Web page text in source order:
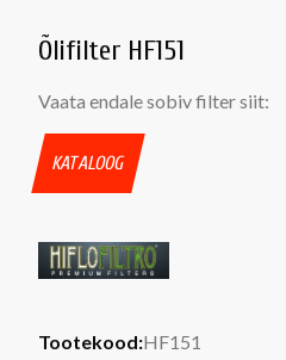
Õlifilter HF151
Vaata endale sobiv filter siit:
KATALOOG
Tootekood:HF151